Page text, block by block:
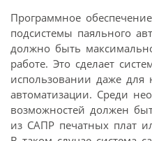
Программное
подсистемы паяльного
должно быть
работе. Это сделает
использовании даже для
автоматизации. Среди
возможностей должен
из САПР печатных плат